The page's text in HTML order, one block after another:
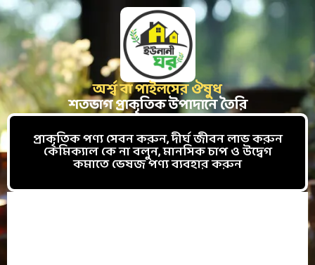
অর্শ্ব বা পাইলসের ঔষুধ
শতভাগ প্রাকৃতিক উপাদানে তৈরি
প্রাকৃতিক পণ্য সেবন করুন, দীর্ঘ জীবন লাভ করুন
কেমিক্যাল কে না বলুন, মানসিক চাপ ও উদ্বেগ
কমাতে ভেষজ পণ্য ব্যবহার করুন